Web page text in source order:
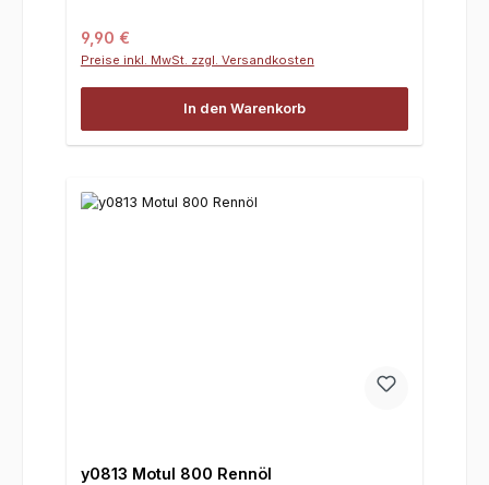
Regulärer Preis:
9,90 €
Preise inkl. MwSt. zzgl. Versandkosten
In den Warenkorb
y0813 Motul 800 Rennöl